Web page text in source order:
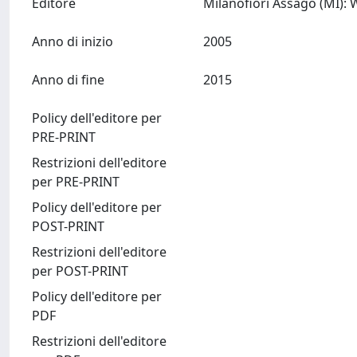
Anno di inizio
Anno di fine
Policy dell'editore per
PRE-PRINT
Restrizioni dell'editore
per PRE-PRINT
Policy dell'editore per
POST-PRINT
Restrizioni dell'editore
per POST-PRINT
Policy dell'editore per
PDF
Restrizioni dell'editore